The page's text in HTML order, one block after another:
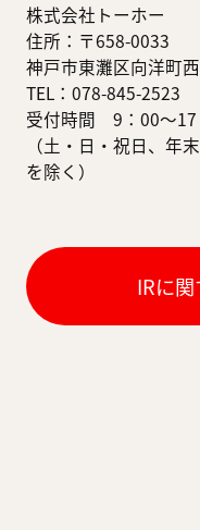
株式会社トーホー
住所：〒658-0033
神戸市東灘区向洋町
TEL：078-845-2523
受付時間 9：00～17
（土・日・祝日、年
を除く）
IRに